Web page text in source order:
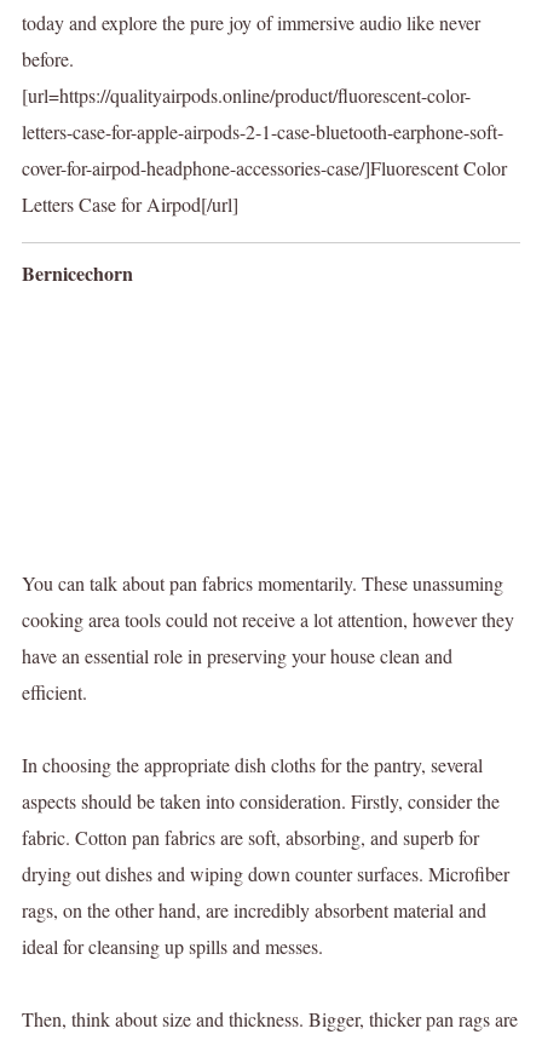
today and explore the pure joy of immersive audio like never
before.
[url=https://qualityairpods.online/product/fluorescent-color-
letters-case-for-apple-airpods-2-1-case-bluetooth-earphone-soft-
cover-for-airpod-headphone-accessories-case/]Fluorescent Color
Letters Case for Airpod[/url]
Bernicechorn
You can talk about pan fabrics momentarily. These unassuming
cooking area tools could not receive a lot attention, however they
have an essential role in preserving your house clean and
efficient.
In choosing the appropriate dish cloths for the pantry, several
aspects should be taken into consideration. Firstly, consider the
fabric. Cotton pan fabrics are soft, absorbing, and superb for
drying out dishes and wiping down counter surfaces. Microfiber
rags, on the other hand, are incredibly absorbent material and
ideal for cleansing up spills and messes.
Then, think about size and thickness. Bigger, thicker pan rags are